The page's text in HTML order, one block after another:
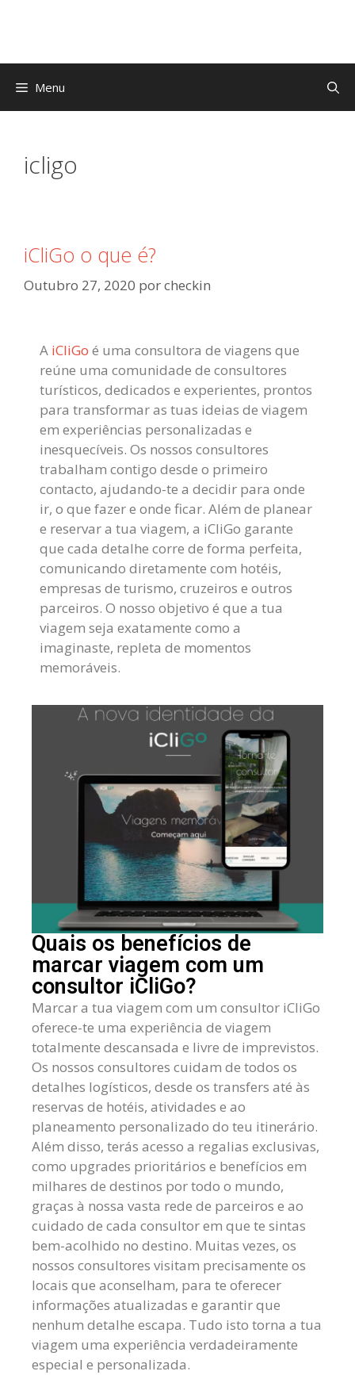
Menu
icligo
iCliGo o que é?
Outubro 27, 2020 porcheckin
A iCliGo é uma consultora de viagens que
reúne uma comunidade de consultores
turísticos, dedicados e experientes, prontos
para transformar as tuas ideias de viagem
em experiências personalizadas e
inesquecíveis. Os nossos consultores
trabalham contigo desde o primeiro
contacto, ajudando-te a decidir para onde
ir, o que fazer e onde ficar. Além de planear
e reservar a tua viagem, a iCliGo garante
que cada detalhe corre de forma perfeita,
comunicando diretamente com hotéis,
empresas de turismo, cruzeiros e outros
parceiros. O nosso objetivo é que a tua
viagem seja exatamente como a
imaginaste, repleta de momentos
memoráveis.
Quais os benefícios de
marcar viagem com um
consultor iCliGo?
Marcar a tua viagem com um consultor iCliGo
oferece-te uma experiência de viagem
totalmente descansada e livre de imprevistos.
Os nossos consultores cuidam de todos os
detalhes logísticos, desde os transfers até às
reservas de hotéis, atividades e ao
planeamento personalizado do teu itinerário.
Além disso, terás acesso a regalias exclusivas,
como upgrades prioritários e benefícios em
milhares de destinos por todo o mundo,
graças à nossa vasta rede de parceiros e ao
cuidado de cada consultor em que te sintas
bem-acolhido no destino. Muitas vezes, os
nossos consultores visitam precisamente os
locais que aconselham, para te oferecer
informações atualizadas e garantir que
nenhum detalhe escapa. Tudo isto torna a tua
viagem uma experiência verdadeiramente
especial e personalizada.